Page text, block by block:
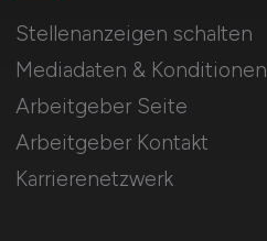
Stellenanzeigen schalten
Mediadaten & Konditionen
Arbeitgeber Seite
Arbeitgeber Kontakt
Karrierenetzwerk